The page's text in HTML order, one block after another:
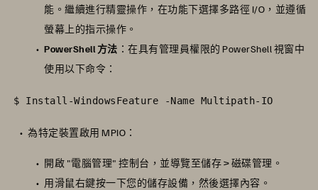
能。繼續進行精靈操作，在功能下選擇多路徑 I/O，並遵循
螢幕上的指示操作。
PowerShell 方法 ：在具有管理員權限的 PowerShell 視窗中
使用以下命令：
$ Install-WindowsFeature -Name Multipath-IO
為特定裝置啟用 MPIO：
開啟 "電腦管理" 控制台，並導覽至儲存 > 磁碟管理。
用滑鼠右鍵按一下您的儲存設備，然後選擇內容。